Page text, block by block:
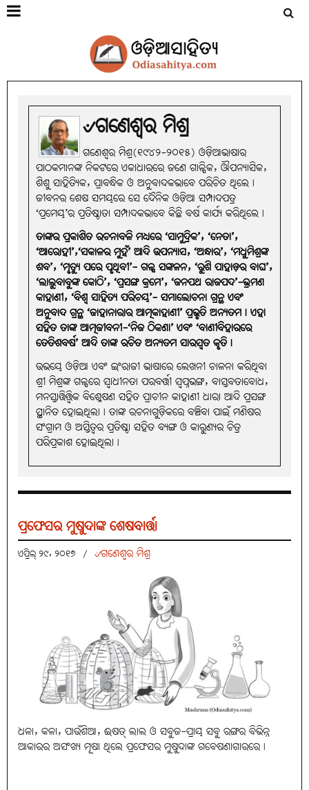
୰ଗଣେଶ୍ୱର ମିଶ୍ର
ଗଣେଶ୍ୱର ମିଶ୍ର(୧୯୪୨-୨୦୧୫) ଓଡ଼ିଆଭାଷାର
ପାଠକମାନଙ୍କ ନିକଟରେ ଏକାଧାରରେ ଜଣେ ଗାଳ୍ପିକ, ଔପନ୍ୟାସିକ,
ଶିଶୁ ସାହିତ୍ୟିକ, ପ୍ରାବନ୍ଧିକ ଓ ଅନୁବାଦକଭାବେ ପରିଚିତ ଥିଲେ।
ଜୀବନର ଶେଷ ସମୟରେ ସେ ଦୈନିକ ଓଡ଼ିଆ ସମ୍ପାଦପତ୍ର
‘ପ୍ରମେୟ’ର ପ୍ରତିଷ୍ଠାତା ସମ୍ପାଦକଭାବେ କିଛି ବର୍ଷ କାର୍ଯ୍ୟ କରିଥିଲେ।
ତାଙ୍କର ପ୍ରକାଶିତ ରଚନାବଳି ମଧ୍ୟରେ ‘ସାମୁଦ୍ରିକ’, ‘ନେତା’,
‘ଆରୋହୀ’,‘ସକାଳର ମୁହଁ’ ଆଦି ଉପନ୍ୟାସ, ‘ଅନ୍ଧାର’, ‘ମଧୁମିଶ୍ରଙ୍କ
ଶବ’, ‘ମୃତ୍ୟୁ ପରେ ପୃଥିବୀ’- ଗଳ୍ପ ସଙ୍କଳନ, ‘ରୁଶି ପାହାଡ଼ର ବାଘ’,
‘ଲାଲୁବାବୁଙ୍କ କୋଠି’, ‘ପ୍ରସଙ୍ଗ କ୍ରମେ’, ‘ଜନପଥ ରାଜପଦ’-ଭ୍ରମଣ
କାହାଣୀ, ‘ବିଶ୍ୱ ସାହିତ୍ୟ ପରିଚୟ’- ସମାଲୋଚନା ଗ୍ରନ୍ଥ ଏବଂ
ଅନୁବାଦ ଗ୍ରନ୍ଥ ‘ଜାହାନାରାର ଆତ୍ମକାହାଣୀ’ ପ୍ରଭୃତି ଅନ୍ୟତମ। ଏହା
ସହିତ ତାଙ୍କ ଆତ୍ମଜୀବନୀ-‘ନିଜ ଠିକଣା’ ଏବଂ ‘ବାଣୀବିହାରରେ
ତେତିଶବର୍ଷ’ ଆଦି ତାଙ୍କ ରଚିତ ଅନ୍ୟତମ ସାରସ୍ୱତ କୃତି।
ଉଭୟେ ଓଡ଼ିଆ ଏବଂ ଇଂରାଜୀ ଭାଷାରେ ଲେଖନୀ ଚାଳନା କରିଥିବା
ଶ୍ରୀ ମିଶ୍ରଙ୍କ ଗଳ୍ପରେ ସ୍ୱାଧୀନତା ପରବର୍ତ୍ତୀ ସ୍ୱପ୍ନଭଙ୍ଗ, ବାସ୍ତବତାବୋଧ,
ମନସ୍ତାତ୍ତିତ୍ତ୍ୱିକ ବିଶ୍ଳେଷଣ ସହିତ ପ୍ରାଚୀନ କାହାଣୀ ଧାରା ଆଦି ପ୍ରସଙ୍ଗ
ସ୍ଥାନିତ ହୋଇଥିଲା। ତାଙ୍କ ରଚନାଗୁଡ଼ିକରେ ବଞ୍ଚିବା ପାଇଁ ମଣିଷର
ସଂଗ୍ରାମ ଓ ଅସ୍ତିତ୍ୱର ପ୍ରତିଷ୍ଠା ସହିତ ବ୍ୟଙ୍ଗ ଓ କାରୁଣ୍ୟର ଚିତ୍ର
ପରିପ୍ରକାଶ ହୋଇଥିଲା।
ପ୍ରଫେସର ମୁଷୁଦାଙ୍କ ଶେଷବାର୍ତ୍ତା
ଏପ୍ରିଲ୍ ୨୯, ୨୦୧୭ / ୰ଗଣେଶ୍ୱର ମିଶ୍ର
ଧଳା, କଳା, ପାଉଁଶିଆ, ଈଷତ୍‌ ଲାଲ ଓ ସବୁଜ-ପ୍ରାୟ ସବୁ ରଙ୍ଗର ବିଭିନ୍ନ
ଆକାରର ଅସଂଖ୍ୟ ମୂଷା ଥିଲେ ପ୍ରଫେସର ମୁଷୁଦାଙ୍କ ଗବେଷଣାଗାରରେ।